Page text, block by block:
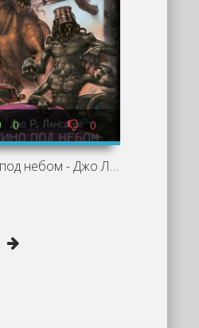
0 0
Кино под небом - Джо Лансдейл